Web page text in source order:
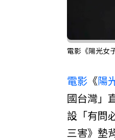
電影《陽光女
電影 《陽
國台灣」
設「有問
三害》墊